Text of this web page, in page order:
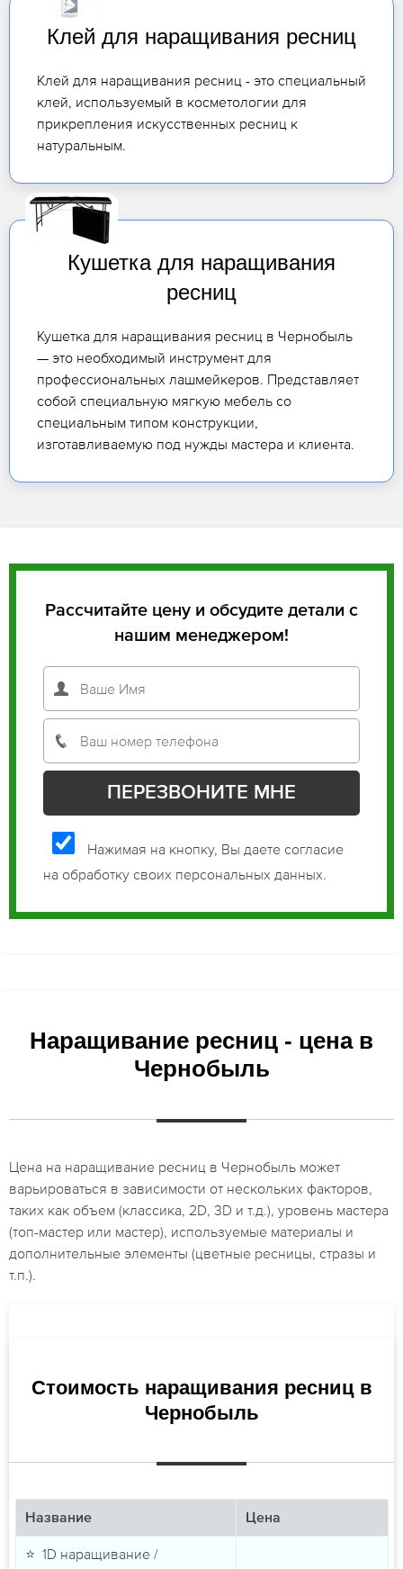
Клей для наращивания ресниц
Клей для наращивания ресниц - это специальный
клей, используемый в косметологии для
прикрепления искусственных ресниц к
натуральным.
Кушетка для наращивания
ресниц
Кушетка для наращивания ресниц в Чернобыль
— это необходимый инструмент для
профессиональных лашмейкеров. Представляет
собой специальную мягкую мебель со
специальным типом конструкции,
изготавливаемую под нужды мастера и клиента.
Рассчитайте цену и обсудите детали с
нашим менеджером!
Нажимая на кнопку, Вы даете согласие
на обработку своих персональных данных.
Наращивание ресниц - цена в
Чернобыль
Цена на наращивание ресниц в Чернобыль может
варьироваться в зависимости от нескольких факторов,
таких как объем (классика, 2D, 3D и т.д.), уровень мастера
(топ-мастер или мастер), используемые материалы и
дополнительные элементы (цветные ресницы, стразы и
т.п.).
Стоимость наращивания ресниц в
Чернобыль
Название Цена
⭐ 1D наращивание /